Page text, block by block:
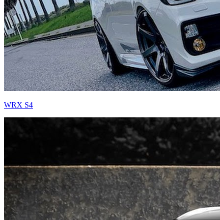
WRX S4